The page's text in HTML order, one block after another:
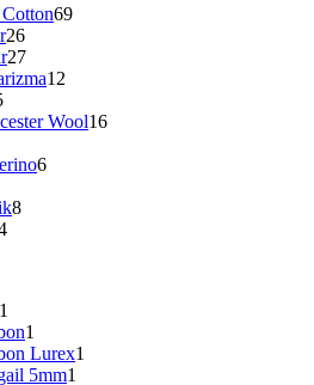
69
26
27
12
Wool16
6
8
1
1
Lurex1
5mm1